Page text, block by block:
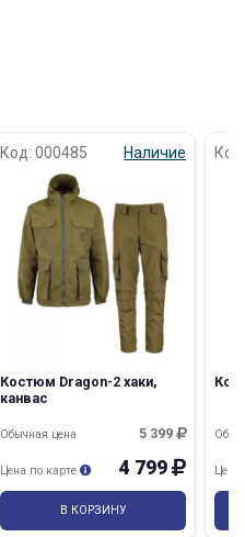
Код: 000485 Наличие
Костюм Dragon-2 хаки,
канвас
5 399
Обычная цена
4 799
Цена по карте
В КОРЗИНУ
Цена